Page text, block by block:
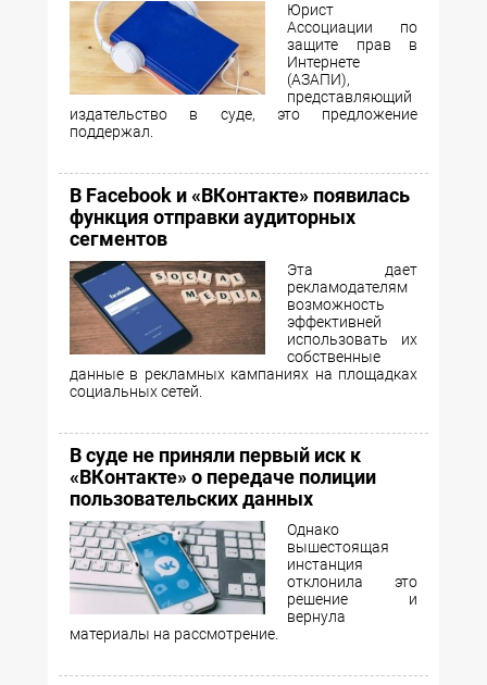
Юрист
Ассоциации по
защите прав в
Интернете
(АЗАПИ),
представляющий
издательство в суде, это предложение
поддержал.
В Facebook и «ВКонтакте» появилась
функция отправки аудиторных
сегментов
Эта дает
рекламодателям
возможность
эффективней
использовать их
собственные
данные в рекламных кампаниях на площадках
социальных сетей.
В суде не приняли первый иск к
«ВКонтакте» о передаче полиции
пользовательских данных
Однако
вышестоящая
инстанция
отклонила это
решение и
вернула
материалы на рассмотрение.